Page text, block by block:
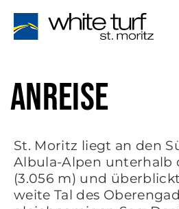
ANREISE
St. Moritz liegt an den
Albula-Alpen unterhalb
(3.056 m) und
weite Tal des